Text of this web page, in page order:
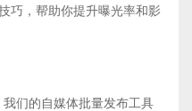
巧，帮助你提升曝光率和影
们的自媒体批量发布工具